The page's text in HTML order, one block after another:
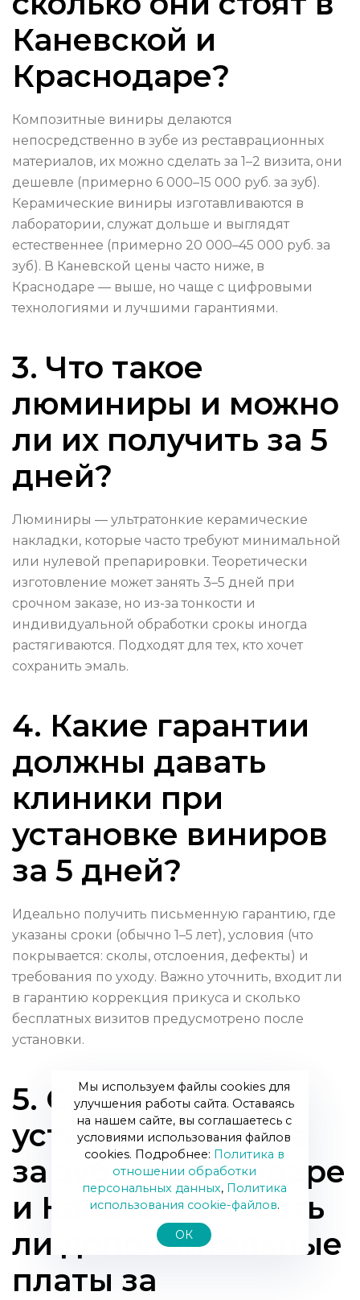
Каневской и
Краснодаре?
Композитные виниры делаются
непосредственно в зубе из реставрационных
материалов, их можно сделать за 1–2 визита, они
дешевле (примерно 6 000–15 000 руб. за зуб).
Керамические виниры изготавливаются в
лаборатории, служат дольше и выглядят
естественнее (примерно 20 000–45 000 руб. за
зуб). В Каневской цены часто ниже, в
Краснодаре — выше, но чаще с цифровыми
технологиями и лучшими гарантиями.
3. Что такое
люминиры и можно
ли их получить за 5
дней?
Люминиры — ультратонкие керамические
накладки, которые часто требуют минимальной
или нулевой препарировки. Теоретически
изготовление может занять 3–5 дней при
срочном заказе, но из-за тонкости и
индивидуальной обработки срокы иногда
растягиваются. Подходят для тех, кто хочет
сохранить эмаль.
4. Какие гарантии
должны давать
клиники при
установке виниров
за 5 дней?
Идеально получить письменную гарантию, где
указаны сроки (обычно 1–5 лет), условия (что
покрывается: сколы, отслоения, дефекты) и
требования по уходу. Важно уточнить, входит ли
в гарантию коррекция прикуса и сколько
бесплатных визитов предусмотрено после
установки.
5. Сколько стоит
установка винира
за зуб в Краснодаре
и Каневской и есть
ли дополнительные
платы за
Мы используем файлы cookies для
улучшения работы сайта. Оставаясь
на нашем сайте, вы соглашаетесь с
условиями использования файлов
cookies. Подробнее: Политика в
отношении обработки
персональных данных, Политика
использования сookie-файлов.
ОК